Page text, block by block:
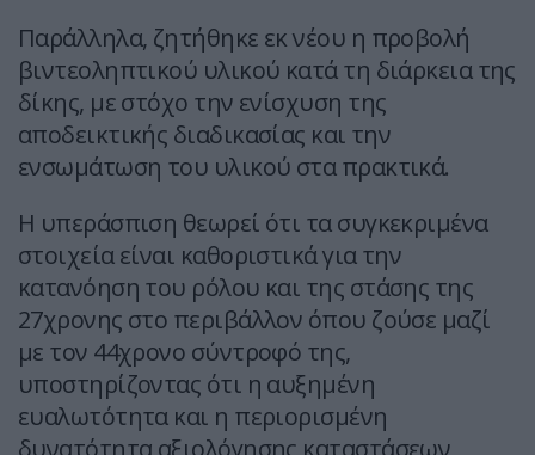
Παράλληλα, ζητήθηκε εκ νέου η προβολή
βιντεοληπτικού υλικού κατά τη διάρκεια της
δίκης, με στόχο την ενίσχυση της
αποδεικτικής διαδικασίας και την
ενσωμάτωση του υλικού στα πρακτικά.
Η υπεράσπιση θεωρεί ότι τα συγκεκριμένα
στοιχεία είναι καθοριστικά για την
κατανόηση του ρόλου και της στάσης της
27χρονης στο περιβάλλον όπου ζούσε μαζί
με τον 44χρονο σύντροφό της,
υποστηρίζοντας ότι η αυξημένη
ευαλωτότητα και η περιορισμένη